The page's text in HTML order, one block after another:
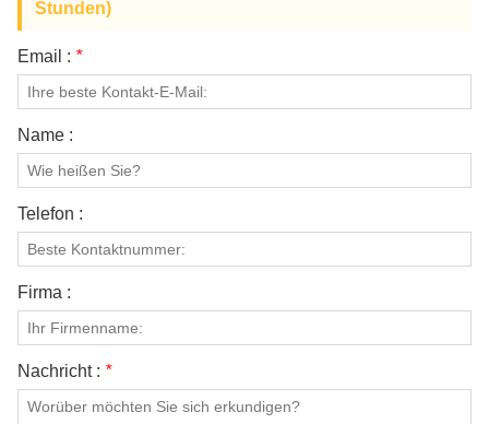
Stunden)
Email : *
Name :
Telefon :
Firma :
Nachricht : *